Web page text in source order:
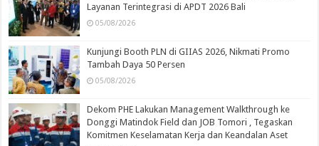
Layanan Terintegrasi di APDT 2026 Bali
05/08/2026
Kunjungi Booth PLN di GIIAS 2026, Nikmati Promo
Tambah Daya 50 Persen
05/08/2026
Dekom PHE Lakukan Management Walkthrough ke
Donggi Matindok Field dan JOB Tomori , Tegaskan
Komitmen Keselamatan Kerja dan Keandalan Aset